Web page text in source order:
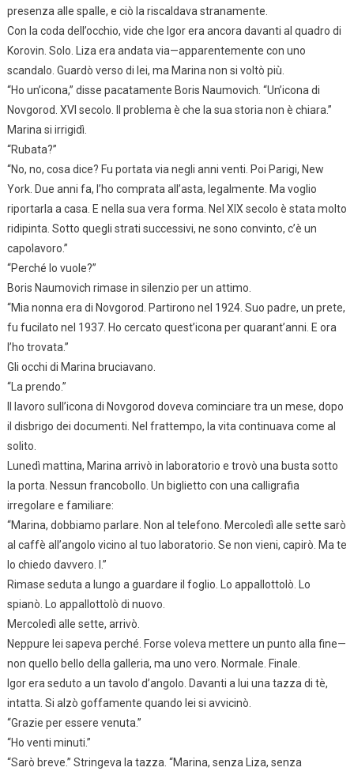
presenza alle spalle, e ciò la riscaldava stranamente.
Con la coda dell’occhio, vide che Igor era ancora davanti al quadro di
Korovin. Solo. Liza era andata via—apparentemente con uno
scandalo. Guardò verso di lei, ma Marina non si voltò più.
“Ho un’icona,” disse pacatamente Boris Naumovich. “Un’icona di
Novgorod. XVI secolo. Il problema è che la sua storia non è chiara.”
Marina si irrigidì.
“Rubata?”
“No, no, cosa dice? Fu portata via negli anni venti. Poi Parigi, New
York. Due anni fa, l’ho comprata all’asta, legalmente. Ma voglio
riportarla a casa. E nella sua vera forma. Nel XIX secolo è stata molto
ridipinta. Sotto quegli strati successivi, ne sono convinto, c’è un
capolavoro.”
“Perché lo vuole?”
Boris Naumovich rimase in silenzio per un attimo.
“Mia nonna era di Novgorod. Partirono nel 1924. Suo padre, un prete,
fu fucilato nel 1937. Ho cercato quest’icona per quarant’anni. E ora
l’ho trovata.”
Gli occhi di Marina bruciavano.
“La prendo.”
Il lavoro sull’icona di Novgorod doveva cominciare tra un mese, dopo
il disbrigo dei documenti. Nel frattempo, la vita continuava come al
solito.
Lunedì mattina, Marina arrivò in laboratorio e trovò una busta sotto
la porta. Nessun francobollo. Un biglietto con una calligrafia
irregolare e familiare:
“Marina, dobbiamo parlare. Non al telefono. Mercoledì alle sette sarò
al caffè all’angolo vicino al tuo laboratorio. Se non vieni, capirò. Ma te
lo chiedo davvero. I.”
Rimase seduta a lungo a guardare il foglio. Lo appallottolò. Lo
spianò. Lo appallottolò di nuovo.
Mercoledì alle sette, arrivò.
Neppure lei sapeva perché. Forse voleva mettere un punto alla fine—
non quello bello della galleria, ma uno vero. Normale. Finale.
Igor era seduto a un tavolo d’angolo. Davanti a lui una tazza di tè,
intatta. Si alzò goffamente quando lei si avvicinò.
“Grazie per essere venuta.”
“Ho venti minuti.”
“Sarò breve.” Stringeva la tazza. “Marina, senza Liza, senza